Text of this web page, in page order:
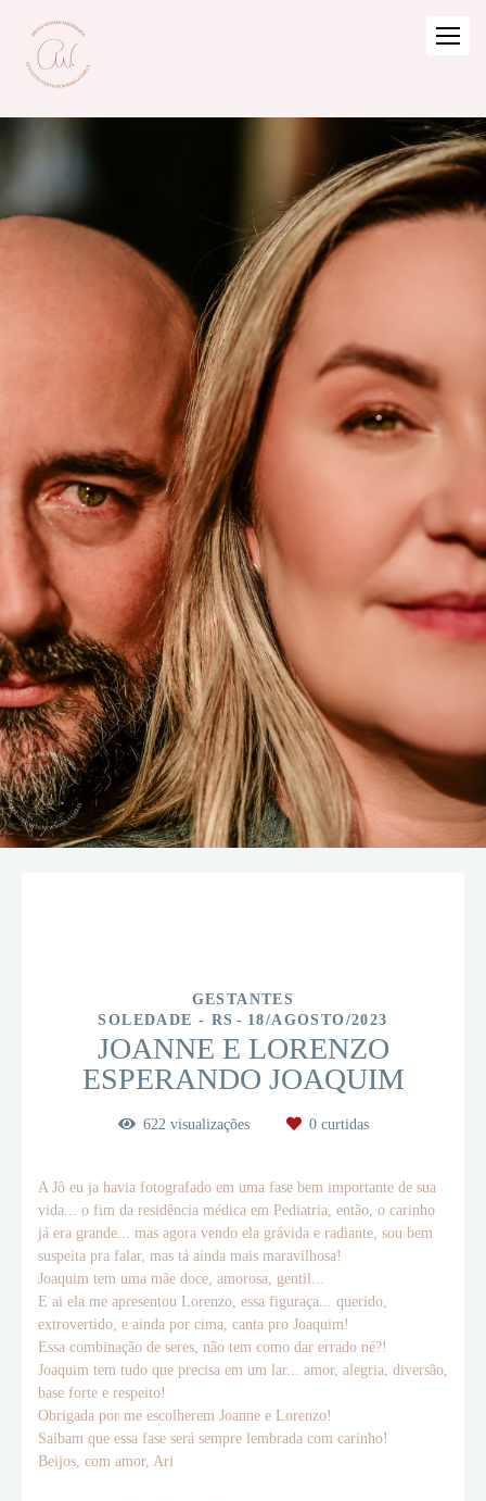
GESTANTES
SOLEDADE - RS
18/AGOSTO/2023
JOANNE E LORENZO
ESPERANDO JOAQUIM
622visualizações 0curtidas
A Jô eu ja havia fotografado em uma fase bem importante de sua
vida... o fim da residência médica em Pediatria, então, o carinho
já era grande... mas agora vendo ela grávida e radiante, sou bem
suspeita pra falar, mas tá ainda mais maravilhosa!
Joaquim tem uma mãe doce, amorosa, gentil...
E ai ela me apresentou Lorenzo, essa figuraça... querido,
extrovertido, e ainda por cima, canta pro Joaquim!
Essa combinação de seres, não tem como dar errado né?!
Joaquim tem tudo que precisa em um lar... amor, alegria, diversão,
base forte e respeito!
Obrigada por me escolherem Joanne e Lorenzo!
Saibam que essa fase será sempre lembrada com carinho!
Beijos, com amor, Ari